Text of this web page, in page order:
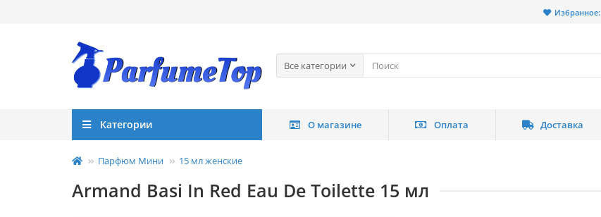
Избранное:
Все категории
Категории О магазине Оплата Доставка
Парфюм Мини 15 мл женские
Armand Basi In Red Eau De Toilette 15 мл